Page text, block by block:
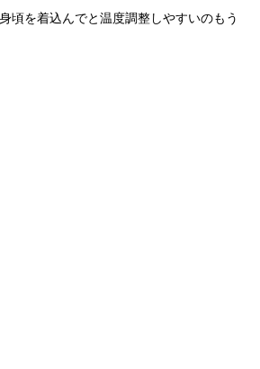
頃を着込んでと温度調整しやすいのもう